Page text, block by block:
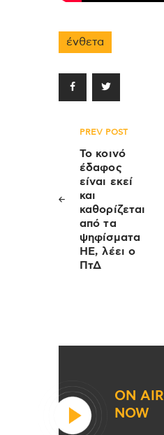
ένθετα
Πλοήγηση
άρθρων
PREV POST
Το κοινό
έδαφος
είναι εκεί
και
καθορίζεται
από τα
ψηφίσματα
ΗΕ, λέει ο
ΠτΔ
ON AIR
NOW